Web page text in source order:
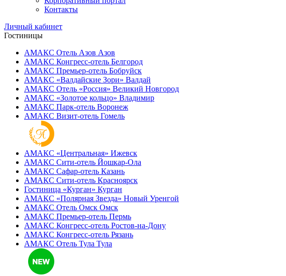
Контакты
Личный кабинет
Гостиницы
АМАКС Отель ‎Азов Азов
АМАКС Конгресс-отель Белгород
АМАКС Премьер-отель Бобруйск
АМАКС «‎Валдайские Зори» Валдай
АМАКС Отель «‎Россия» Великий Новгород
АМАКС «‎Золотое кольцо» Владимир
АМАКС Парк-отель Воронеж
АМАКС Визит-отель Гомель
АМАКС «‎Центральная» Ижевск
АМАКС Сити-отель Йошкар-Ола
АМАКС Сафар-отель Казань
АМАКС Сити-отель Красноярск
Гостиница «‎Курган» Курган
АМАКС «Полярная Звезда» Новый Уренгой
АМАКС Отель ‎Омск Омск
АМАКС Премьер-отель Пермь
АМАКС Конгресс-отель Ростов-на-Дону
АМАКС Конгресс-отель Рязань
АМАКС Отель Тула Тула